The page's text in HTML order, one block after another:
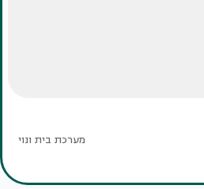
מערכת בית ונוי